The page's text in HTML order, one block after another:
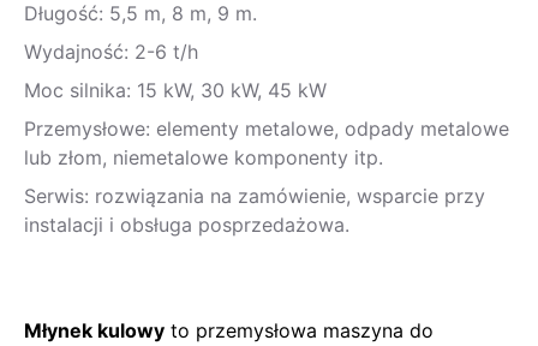
Długość: 5,5 m, 8 m, 9 m.
Wydajność: 2-6 t/h
Moc silnika: 15 kW, 30 kW, 45 kW
Przemysłowe: elementy metalowe, odpady metalowe
lub złom, niemetalowe komponenty itp.
Serwis: rozwiązania na zamówienie, wsparcie przy
instalacji i obsługa posprzedażowa.
Młynek kulowy to przemysłowa maszyna do